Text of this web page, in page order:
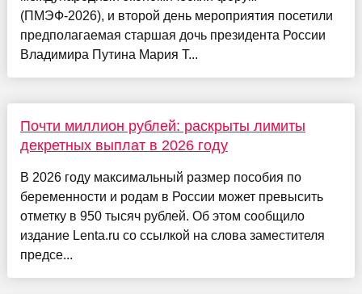
(ПМЭФ-2026), и второй день мероприятия посетили
предполагаемая старшая дочь президента России
Владимира Путина Мария Т...
Почти миллион рублей: раскрыты лимиты
декретных выплат в 2026 году
В 2026 году максимальный размер пособия по
беременности и родам в России может превысить
отметку в 950 тысяч рублей. Об этом сообщило
издание Lenta.ru со ссылкой на слова заместителя
предсе...